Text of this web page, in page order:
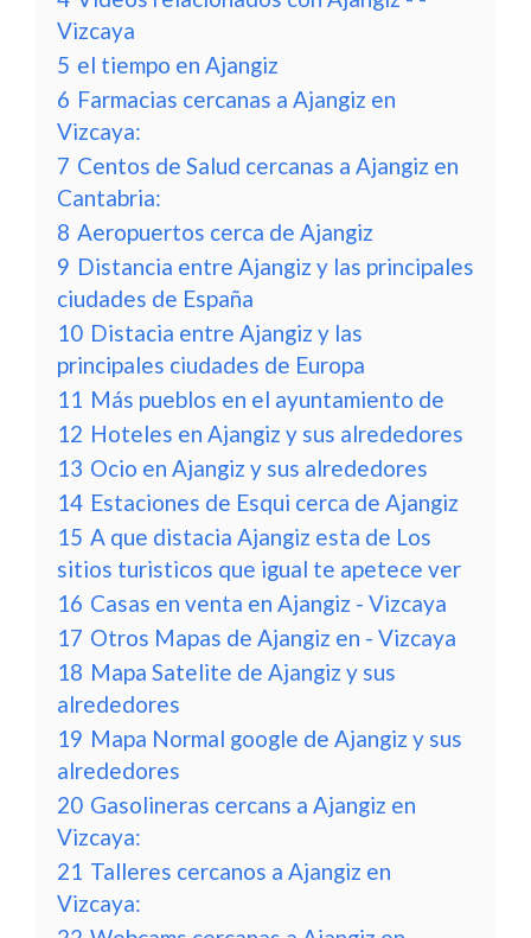
Vizcaya
5 el tiempo en Ajangiz
6 Farmacias cercanas a Ajangiz en
Vizcaya:
7 Centos de Salud cercanas a Ajangiz en
Cantabria:
8 Aeropuertos cerca de Ajangiz
9 Distancia entre Ajangiz y las principales
ciudades de España
10 Distacia entre Ajangiz y las
principales ciudades de Europa
11 Más pueblos en el ayuntamiento de
12 Hoteles en Ajangiz y sus alrededores
13 Ocio en Ajangiz y sus alrededores
14 Estaciones de Esqui cerca de Ajangiz
15 A que distacia Ajangiz esta de Los
sitios turisticos que igual te apetece ver
16 Casas en venta en Ajangiz - Vizcaya
17 Otros Mapas de Ajangiz en - Vizcaya
18 Mapa Satelite de Ajangiz y sus
alrededores
19 Mapa Normal google de Ajangiz y sus
alrededores
20 Gasolineras cercans a Ajangiz en
Vizcaya:
21 Talleres cercanos a Ajangiz en
Vizcaya: